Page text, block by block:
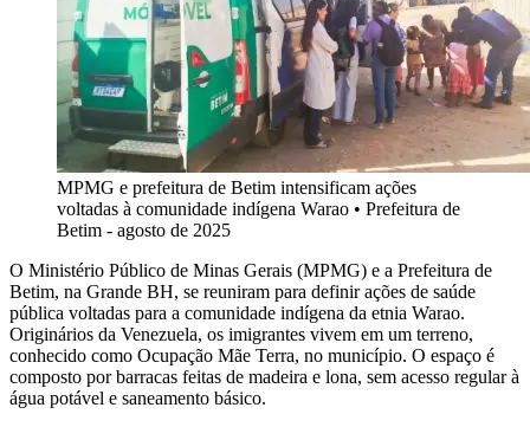
MPMG e prefeitura de Betim intensificam ações
voltadas à comunidade indígena Warao • Prefeitura de
Betim - agosto de 2025
O Ministério Público de Minas Gerais (MPMG) e a Prefeitura de
Betim, na Grande BH, se reuniram para definir ações de saúde
pública voltadas para a comunidade indígena da etnia Warao.
Originários da Venezuela, os imigrantes vivem em um terreno,
conhecido como Ocupação Mãe Terra, no município. O espaço é
composto por barracas feitas de madeira e lona, sem acesso regular à
água potável e saneamento básico.